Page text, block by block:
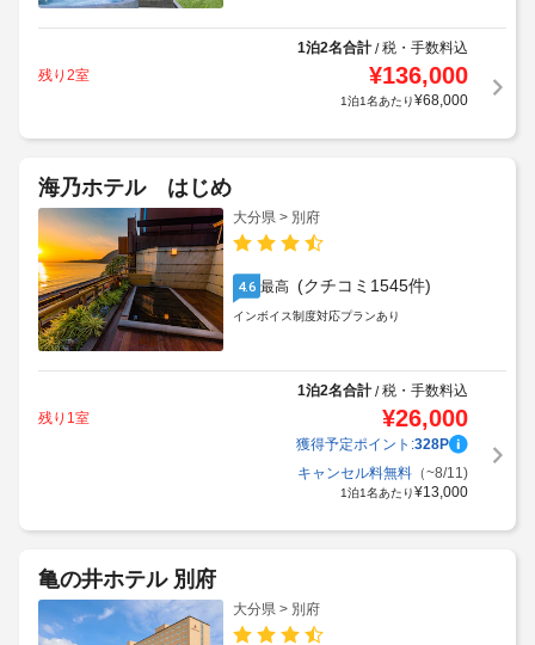
1泊2名合計/税・手数料込
残り2室
¥136,000
1泊1名あたり¥68,000
海乃ホテル はじめ
大分県 > 別府
4.6 最高 (クチコミ1545件)
インボイス制度対応プランあり
1泊2名合計/税・手数料込
残り1室
¥26,000
獲得予定ポイント:328P
キャンセル料無料（~8/11)
1泊1名あたり¥13,000
亀の井ホテル 別府
大分県 > 別府